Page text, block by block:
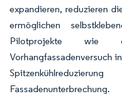
expandieren, reduzieren
ermöglichen
Pilotprojekte
Vorhangfassadenversuch